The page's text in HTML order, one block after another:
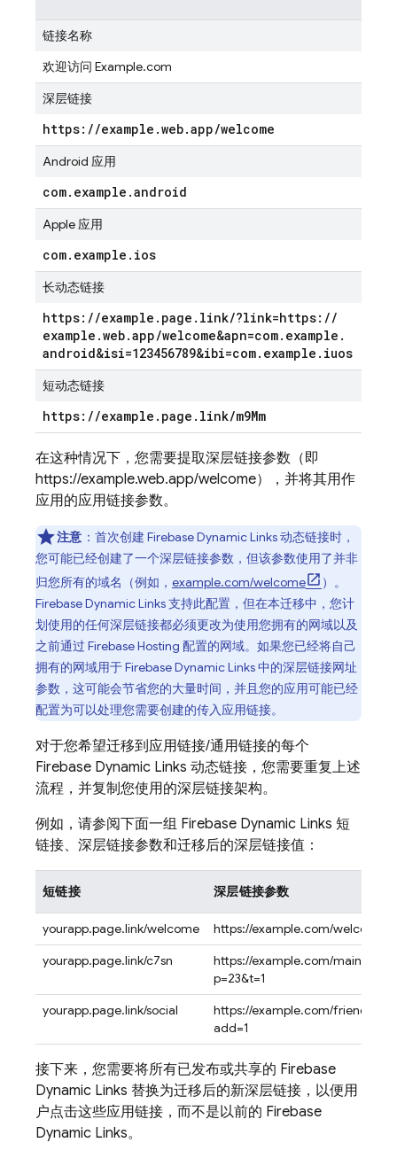
链接名称
欢迎访问 Example.com
深层链接
https: //example .web.app/welcome
Android 应用
com. example .android
Apple 应用
com. example . ios
长动态链接
https: //example . page . link/?link=https: //
example .web.app/welcome&apn=com. example .
android&isi=123456789&ibi=com. example . iuos
短动态链接
https: //example . page . link/m9Mm
在这种情况下，您需要提取深层链接参数（即
https://example.web.app/welcome），并将其用作
应用的应用链接参数。
注意 ：首次创建 Firebase Dynamic Links 动态链接时，
您可能已经创建了一个深层链接参数，但该参数使用了并非
归您所有的域名（例如， example.com/welcome
）。
Firebase Dynamic Links 支持此配置，但在本迁移中，您计
划使用的任何深层链接都必须更改为使用您拥有的网域以及
之前通过 Firebase Hosting 配置的网域。如果您已经将自己
拥有的网域用于 Firebase Dynamic Links 中的深层链接网址
参数，这可能会节省您的大量时间，并且您的应用可能已经
配置为可以处理您需要创建的传入应用链接。
对于您希望迁移到应用链接/通用链接的每个
Firebase Dynamic Links 动态链接，您需要重复上述
流程，并复制您使用的深层链接架构。
例如，请参阅下面一组 Firebase Dynamic Links 短
链接、深层链接参数和迁移后的深层链接值：
短链接 深层链接参数
yourapp.page.link/welcome
https://example.com/welcome
yourapp.page.link/c7sn
https://example.com/main/?
p=23&t=1
yourapp.page.link/social
https://example.com/
add=1
接下来，您需要将所有已发布或共享的 Firebase
Dynamic Links 替换为迁移后的新深层链接，以便用
户点击这些应用链接，而不是以前的 Firebase
Dynamic Links。